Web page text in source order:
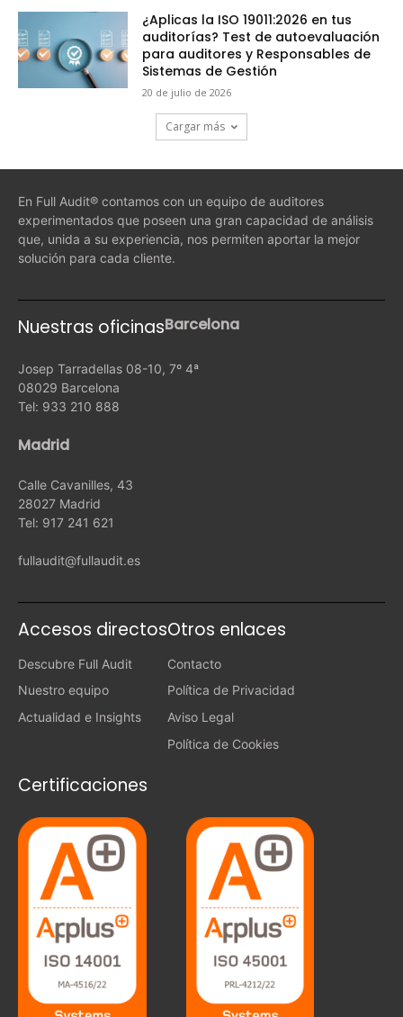
¿Aplicas la ISO 19011:2026 en tus
auditorías? Test de autoevaluación
para auditores y Responsables de
Sistemas de Gestión
20 de julio de 2026
Cargar más
En Full Audit® contamos con un equipo de auditores
experimentados que poseen una gran capacidad de análisis
que, unida a su experiencia, nos permiten aportar la mejor
solución para cada cliente.
Nuestras oficinasBarcelona
Josep Tarradellas 08-10, 7º 4ª
08029 Barcelona
Tel: 933 210 888
Madrid
Calle Cavanilles, 43
28027 Madrid
Tel: 917 241 621
fullaudit@fullaudit.es
Accesos directos
Descubre Full Audit
Nuestro equipo
Actualidad e Insights
Otros enlaces
Contacto
Política de Privacidad
Aviso Legal
Política de Cookies
Certificaciones